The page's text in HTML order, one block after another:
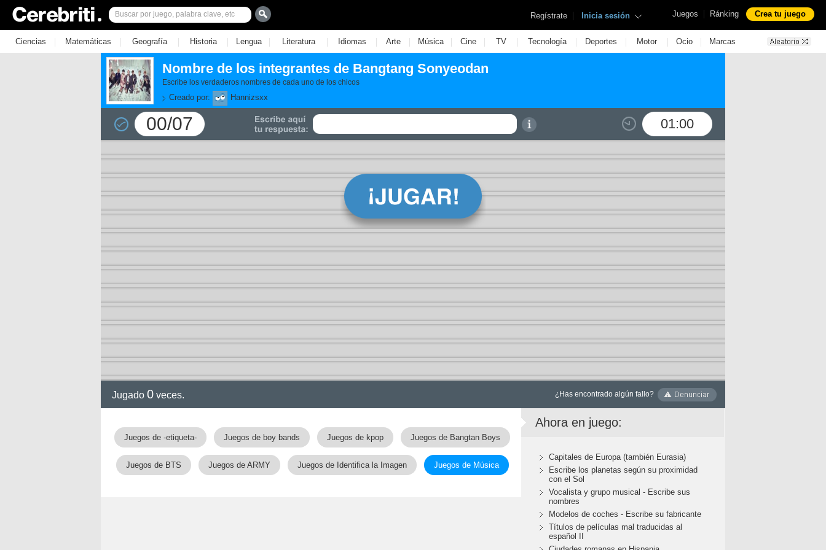
Juegos | Ránking Crea tu juego
Regístrate | Inicia sesión
Ciencias | Matemáticas | Geografía | Historia | Lengua | Literatura | Idiomas | Arte | Música | Cine | TV | Tecnología | Deportes | Motor | Ocio | Marcas
Nombre de los integrantes de Bangtang Sonyeodan
Escribe los verdaderos nombres de cada uno de los chicos
Creado por: Hannizsxx
00/07 01:00
Jugado 0 veces. ¿Has encontrado algún fallo?
Juegos de -etiqueta- Juegos de boy bands Juegos de kpop Juegos de Bangtan Boys
Juegos de BTS Juegos de ARMY Juegos de Identifica la Imagen Juegos de Música
Ahora en juego:
Capitales de Europa (también Eurasia)
Escribe los planetas según su proximidad
con el Sol
Vocalista y grupo musical - Escribe sus
nombres
Modelos de coches - Escribe su fabricante
Títulos de películas mal traducidas al
español II